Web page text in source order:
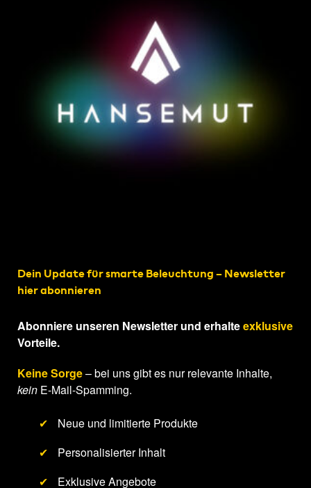
Dein Update für smarte Beleuchtung – Newsletter
hier abonnieren
Abonniere unseren Newsletter und erhalteexklusive
Vorteile.
Keine Sorge– bei uns gibt es nur relevante Inhalte,
kein E-Mail-Spamming.
✔
Neue und limitierte Produkte
✔
Personalisierter Inhalt
✔
Exklusive Angebote